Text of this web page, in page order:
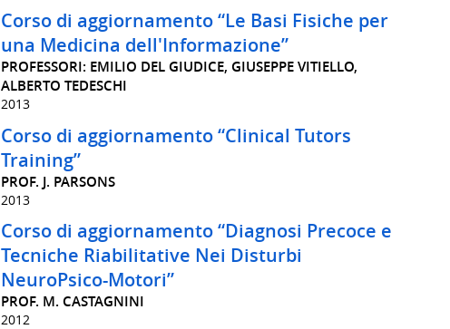
Corso di aggiornamento “Le Basi Fisiche per
una Medicina dell'Informazione”
PROFESSORI: EMILIO DEL GIUDICE, GIUSEPPE VITIELLO,
ALBERTO TEDESCHI
2013
Corso di aggiornamento “Clinical Tutors
Training”
PROF. J. PARSONS
2013
Corso di aggiornamento “Diagnosi Precoce e
Tecniche Riabilitative Nei Disturbi
NeuroPsico-Motori”
PROF. M. CASTAGNINI
2012